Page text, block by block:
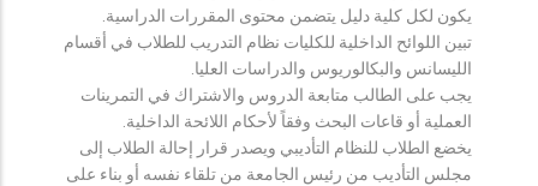
يكون لكل كلية دليل يتضمن محتوى المقررات الدراسية.
تبين اللوائح الداخلية للكليات نظام التدريب للطلاب في أقسام
الليسانس والبكالوريوس والدراسات العليا.
يجب على الطالب متابعة الدروس والاشتراك في التمرينات
العملية أو قاعات البحث وفقاً لأحكام اللائحة الداخلية.
يخضع الطلاب للنظام التأديبي ويصدر قرار إحالة الطلاب إلى
مجلس التأديب من رئيس الجامعة من تلقاء نفسه أو بناء على